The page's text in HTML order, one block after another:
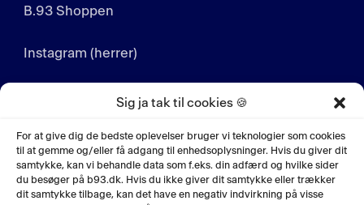
Sig ja tak til cookies 🍪
For at give dig de bedste oplevelser bruger vi teknologier som cookies
til at gemme og/eller få adgang til enhedsoplysninger. Hvis du giver dit
samtykke, kan vi behandle data som f.eks. din adfærd og hvilke sider
du besøger på b93.dk. Hvis du ikke giver dit samtykke eller trækker
dit samtykke tilbage, kan det have en negativ indvirkning på visse
B.93 Shoppen
Instagram (herrer)
Instagram (kvinder)
LinkedIn
YouTube